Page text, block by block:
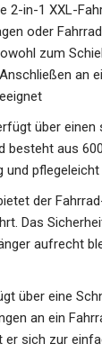
2-in-1 XXL-
oder
zum
an
über einen
besteht aus
und
der
Das
aufrecht
über eine
an ein
er sich zur